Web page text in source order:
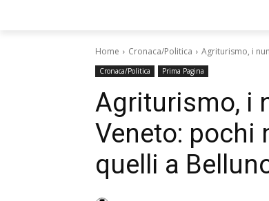
Home Cronaca/Politica Agriturismo, i
Cronaca/Politica Prima Pagina
Agriturismo, i
Veneto: pochi
quelli a